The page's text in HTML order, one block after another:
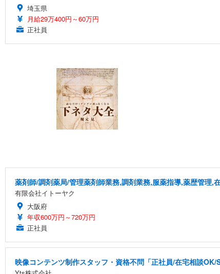
埼玉県
月給29万400円～60万円
正社員
薬剤師/調剤薬局/管理薬剤師業務,調剤業務,服薬指導,薬歴管理,
有限会社イトーヤク
大阪府
年収600万円～720万円
正社員
映像コンテンツ制作スタッフ・資格不問「正社員/在宅相談